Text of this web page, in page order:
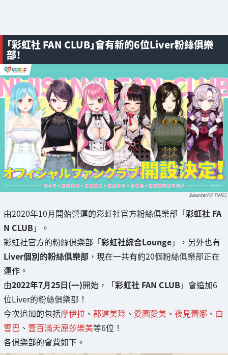
「彩虹社 FAN CLUB」會有新的6位Liver粉絲俱樂
部！
PR TIMES
由2020年10⽉開始營運的彩虹社官方粉絲俱樂部「彩虹社 FA
N CLUB」。
彩虹社官方的粉絲俱樂部「彩虹社綜合Lounge」，另外也有
Liver個別的粉絲俱樂部 ，現在一共有約20個粉絲俱樂部正在
運作。
由2022年7⽉25⽇(一)開始，「彩虹社 FAN CLUB」會追加6
位Liver的粉絲俱樂部！
今次追加的包括摩伊拉 、 郡道美玲 、 愛園愛美 、 夜見蕾娜 、 白
雪巴 、 壹百滿天原莎樂美等6位！
各俱樂部的會費如下。